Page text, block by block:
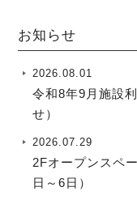
お知らせ
2026.08.01
令和8年9月施設
せ）
2026.07.29
2Fオープンスペ
日～6日）